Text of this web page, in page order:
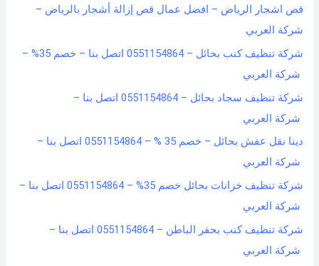
قص اشجار الرياض – افضل عمال قص إزالة أشجار بالرياض –
شركة العربي
شركة تنظيف كنب بحائل – 0551154864 اتصل بنا – خصم 35% –
شركة العربي
شركة تنظيف سجاد بحائل – 0551154864 اتصل بنا –
شركة العربي
دينا نقل عفش بحائل – خصم 35 % – 0551154864 اتصل بنا –
شركة العربي
شركة تنظيف خزانات بحائل خصم 35% – 0551154864 اتصل بنا –
شركة العربي
شركة تنظيف كنب بحفر الباطن – 0551154864 اتصل بنا –
شركة العربي